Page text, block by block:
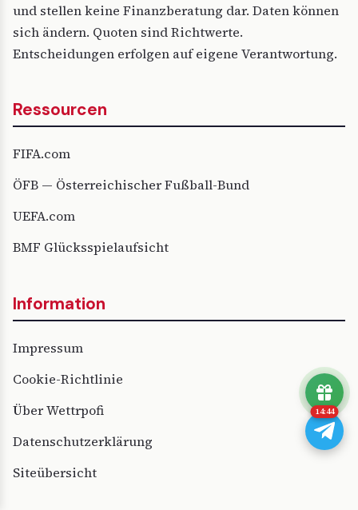
und stellen keine Finanzberatung dar. Daten können
sich ändern. Quoten sind Richtwerte.
Entscheidungen erfolgen auf eigene Verantwortung.
Ressourcen
FIFA.com
ÖFB — Österreichischer Fußball-Bund
UEFA.com
BMF Glücksspielaufsicht
Information
Impressum
Cookie-Richtlinie
Über Wettrpofi
Datenschutzerklärung
Siteübersicht
14:43